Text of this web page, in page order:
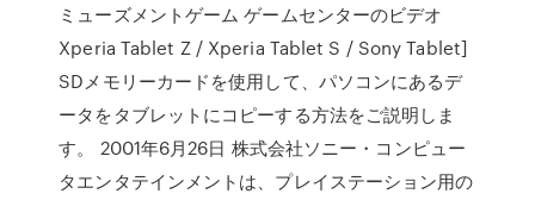
ミューズメントゲーム ゲームセンターのビデオ
Xperia Tablet Z / Xperia Tablet S / Sony Tablet]
SDメモリーカードを使用して、パソコンにあるデ
ータをタブレットにコピーする方法をご説明しま
す。 2001年6月26日 株式会社ソニー・コンピュー
タエンタテインメントは、プレイステーション用の